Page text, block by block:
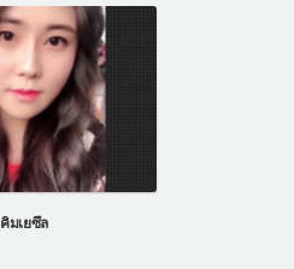
คิมเยซึล